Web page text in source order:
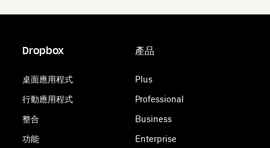
Dropbox
桌面應用程式
行動應用程式
整合
功能
產品
Plus
Professional
Business
Enterprise